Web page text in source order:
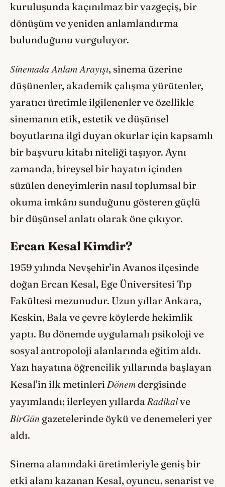
kuruluşunda kaçınılmaz bir vazgeçiş, bir
dönüşüm ve yeniden anlamlandırma
bulunduğunu vurguluyor.
Sinemada Anlam Arayışı, sinema üzerine
düşünenler, akademik çalışma yürütenler,
yaratıcı üretimle ilgilenenler ve özellikle
sinemanın etik, estetik ve düşünsel
boyutlarına ilgi duyan okurlar için kapsamlı
bir başvuru kitabı niteliği taşıyor. Aynı
zamanda, bireysel bir hayatın içinden
süzülen deneyimlerin nasıl toplumsal bir
okuma imkânı sunduğunu gösteren güçlü
bir düşünsel anlatı olarak öne çıkıyor.
Ercan Kesal Kimdir?
1959 yılında Nevşehir’in Avanos ilçesinde
doğan Ercan Kesal, Ege Üniversitesi Tıp
Fakültesi mezunudur. Uzun yıllar Ankara,
Keskin, Bala ve çevre köylerde hekimlik
yaptı. Bu dönemde uygulamalı psikoloji ve
sosyal antropoloji alanlarında eğitim aldı.
Yazı hayatına öğrencilik yıllarında başlayan
Kesal’in ilk metinleri Dönemdergisinde
yayımlandı; ilerleyen yıllarda Radikalve
BirGün gazetelerinde öykü ve denemeleri yer
aldı.
Sinema alanındaki üretimleriyle geniş bir
etki alanı kazanan Kesal, oyuncu, senarist ve